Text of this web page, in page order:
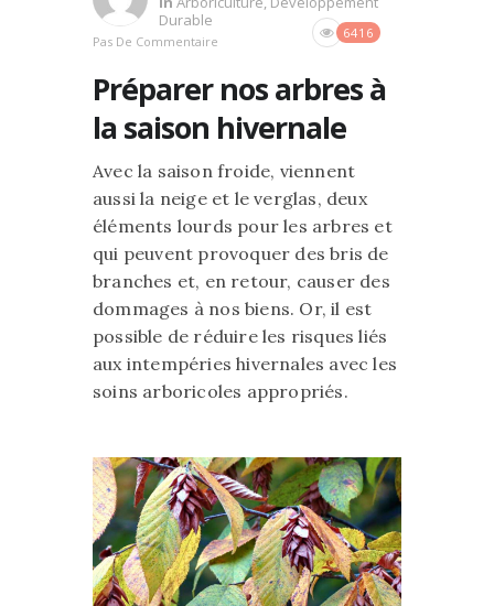
Durable
Pas De Commentaire
6416
Préparer nos arbres à
la saison hivernale
Avec la saison froide, viennent
aussi la neige et le verglas, deux
éléments lourds pour les arbres et
qui peuvent provoquer des bris de
branches et, en retour, causer des
dommages à nos biens. Or, il est
possible de réduire les risques liés
aux intempéries hivernales avec les
soins arboricoles appropriés.